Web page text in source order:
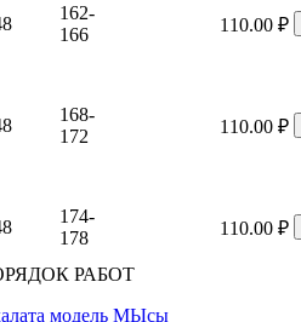
162-
166
110.00 ₽
168-
172
110.00 ₽
174-
178
110.00 ₽
РАБОТ
модель МЫсы